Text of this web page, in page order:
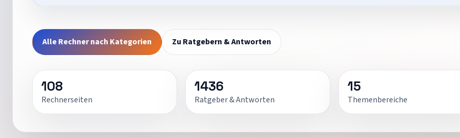
Alle Rechner nach Kategorien Zu Ratgebern & Antworten
108
Rechnerseiten
1436
Ratgeber & Antworten
15
Themenbereiche